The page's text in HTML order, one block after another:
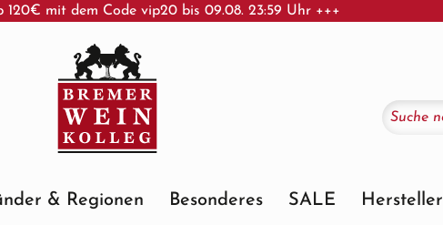
mit dem Code vip20 bis 09.08. 23:59 Uhr +++
& Regionen Besonderes SALE Hersteller